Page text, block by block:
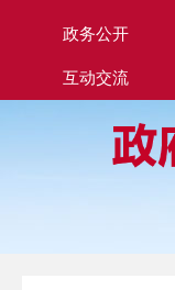
政务公开
互动交流